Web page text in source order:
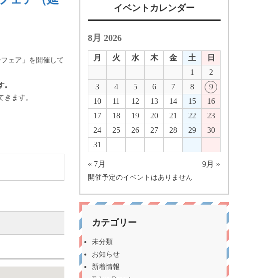
ェア」を開催して
ます。
イベントカレンダー
8月 2026
月 火 水 木 金 土
日
1
2
3
4 5 6 7 8
9
10
11 12 13 14 15
16
17
18 19 20 21 22
23
24
25 26 27 28 29
30
31
« 7月 9月 »
開催予定のイベントはありません
カテゴリー
未分類
お知らせ
新着情報